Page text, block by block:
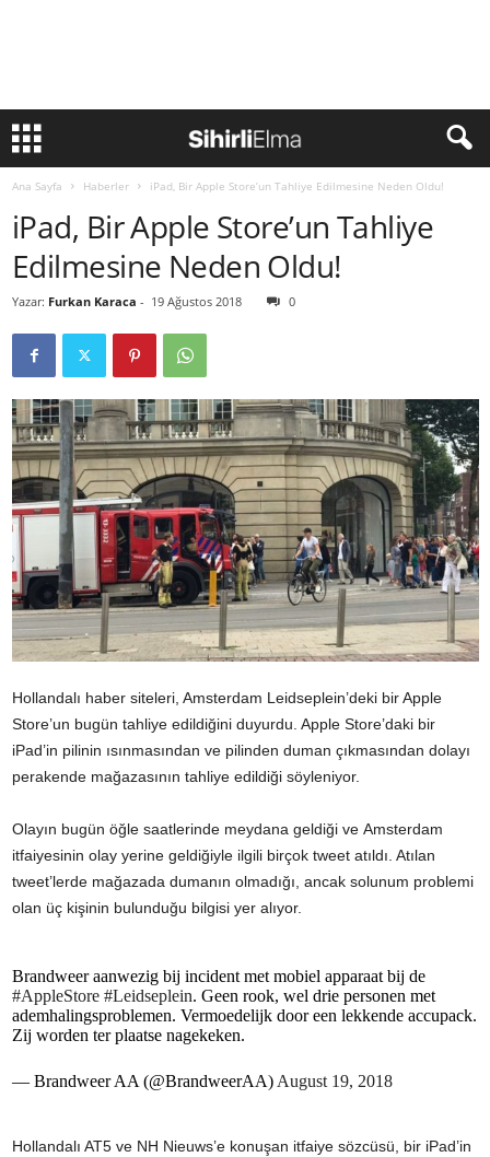
Ana Sayfa Haberler iPad, Bir Apple Store’un Tahliye Edilmesine Neden Oldu!
iPad, Bir Apple Store’un Tahliye
Edilmesine Neden Oldu!
Yazar: Furkan Karaca - 19 Ağustos 2018 0
Hollandalı haber siteleri, Amsterdam Leidseplein’deki bir Apple
Store’un bugün tahliye edildiğini duyurdu. Apple Store’daki bir
iPad’in pilinin ısınmasından ve pilinden duman çıkmasından dolayı
perakende mağazasının tahliye edildiği söyleniyor.
Olayın bugün öğle saatlerinde meydana geldiği ve Amsterdam
itfaiyesinin olay yerine geldiğiyle ilgili birçok tweet atıldı. Atılan
tweet’lerde mağazada dumanın olmadığı, ancak solunum problemi
olan üç kişinin bulunduğu bilgisi yer alıyor.
Brandweer aanwezig bij incident met mobiel apparaat bij de
#AppleStore #Leidseplein. Geen rook, wel drie personen met
ademhalingsproblemen. Vermoedelijk door een lekkende accupack.
Zij worden ter plaatse nagekeken.
— Brandweer AA (@BrandweerAA) August 19, 2018
Hollandalı AT5 ve NH Nieuws’e konuşan itfaiye sözcüsü, bir iPad’in